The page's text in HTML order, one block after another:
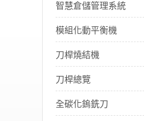
智慧倉儲管理系統
模組化動平衡機
刀桿燒結機
刀桿總覽
全碳化鎢銑刀